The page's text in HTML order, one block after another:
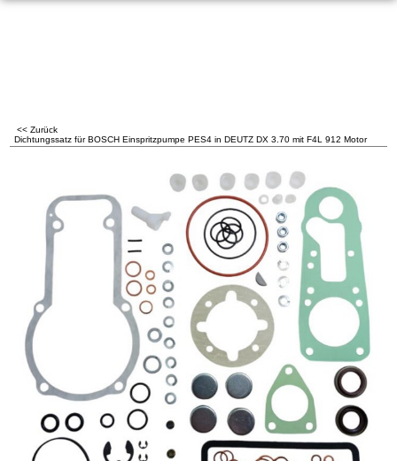
<< Zurück
Dichtungssatz für BOSCH Einspritzpumpe PES4 in DEUTZ DX 3.70 mit F4L 912 Motor